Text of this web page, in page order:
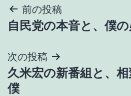
投
稿
ナ
ビ
前の投稿
自民党の本音と、僕
次の投稿
久米宏の新番組と、
僕